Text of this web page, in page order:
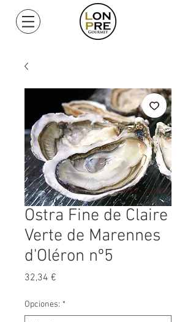
Ostra Fine de Claire
Verte de Marennes
d'Oléron nº5
32,34 €
Opciones: *